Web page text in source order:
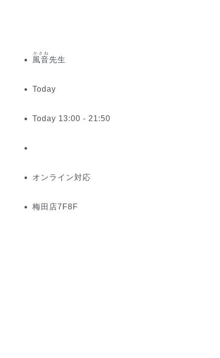
風音
かさね
先生
Today
Today 13:00 - 21:50
オンライン対応
梅田 店7 F8F